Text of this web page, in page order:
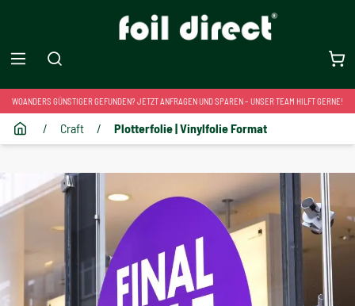
WOANDERS GÜNSTIGER GEFUNDEN? JETZT ANFRAGEN UND SPAREN – UNSER TEAM HILFT GERNE!
/ Craft / Plotterfolie | Vinylfolie Format